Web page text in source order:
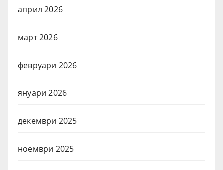
април 2026
март 2026
февруари 2026
януари 2026
декември 2025
ноември 2025